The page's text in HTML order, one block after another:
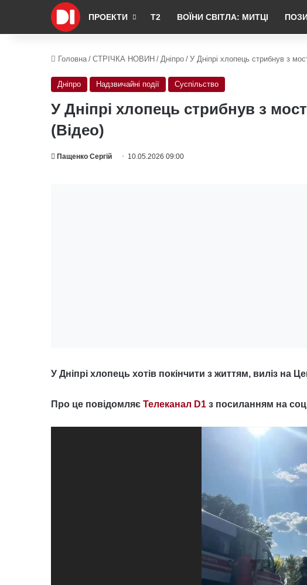
ПРОЕКТИ Т2 ВОЇНИ СВІТЛА: МИТЦІ
Головна / СТРІЧКА НОВИН / Дніпро / У Дніпрі хлопець стрибнув з
Дніпро Надзвичайні події Суспільство
У Дніпрі хлопець стрибнув з
(Відео)
Пащенко Сергій 10.05.2026 09:00
У Дніпрі хлопець хотів покінчити з життям, виліз на
Про це повідомляє Телеканал D1 з посиланням на